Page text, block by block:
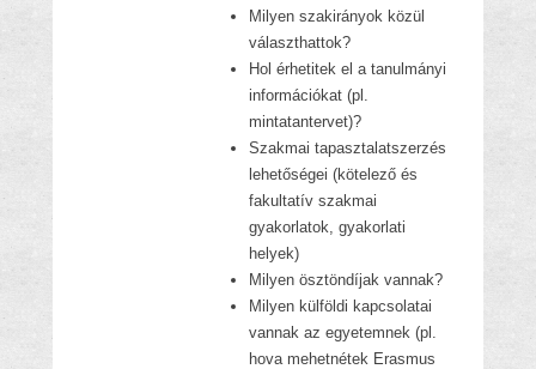
Milyen szakirányok közül
választhattok?
Hol érhetitek el a tanulmányi
információkat (pl.
mintatantervet)?
Szakmai tapasztalatszerzés
lehetőségei (kötelező és
fakultatív szakmai
gyakorlatok, gyakorlati
helyek)
Milyen ösztöndíjak vannak?
Milyen külföldi kapcsolatai
vannak az egyetemnek (pl.
hova mehetnétek Erasmus